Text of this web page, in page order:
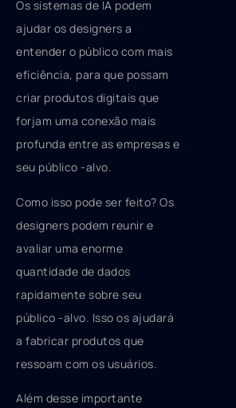
Os sistemas de IA podem
ajudar os designers a
entender o público com mais
eficiência, para que possam
criar produtos digitais que
forjam uma conexão mais
profunda entre as empresas e
seu público -alvo.
Como isso pode ser feito? Os
designers podem reunir e
avaliar uma enorme
quantidade de dados
rapidamente sobre seu
público -alvo. Isso os ajudará
a fabricar produtos que
ressoam com os usuários.
Além desse importante